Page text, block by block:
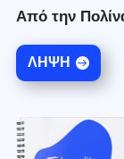
Από την
ΛΉΨΗ